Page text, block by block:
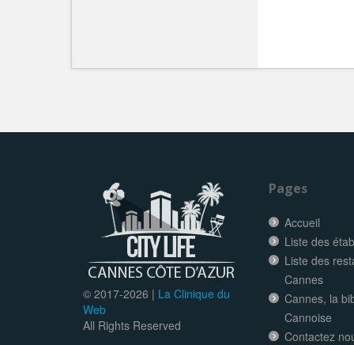
© 2017-2026 | La Clinique du
Web
All Rights Reserved
Pages
Accueil
Liste des
Liste des
Cannes
Cannes, la
Cannoise
Contactez